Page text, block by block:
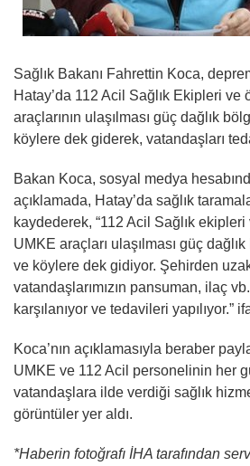
Sağlık Bakanı Fahrettin Koca,
Hatay’da 112 Acil Sağlık Ekipleri ve
araçlarının ulaşılması güç dağlık
köylere dek giderek, vatandaşları
Bakan Koca, sosyal medya
açıklamada, Hatay’da sağlık
kaydederek, “112 Acil Sağlık ekipleri
UMKE araçları ulaşılması güç
ve köylere dek gidiyor. Şehirden
vatandaşlarımızın pansuman, ilaç
karşılanıyor ve tedavileri yapılıyor.”
Koca’nın açıklamasıyla beraber
UMKE ve 112 Acil personelinin her
vatandaşlara ilde verdiği sağlık
görüntüler yer aldı.
*Haberin fotoğrafı İHA tarafından